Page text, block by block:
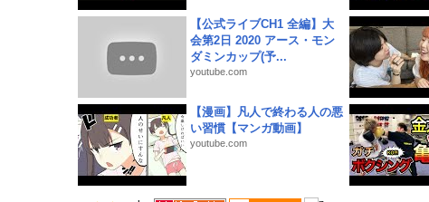
【公式ライブCH1 全編】大
会第2日 2020 アース・モン
ダミンカップ(予...
youtube.com
【漫画】凡人で終わる人の悪
い習慣【マンガ動画】
youtube.com